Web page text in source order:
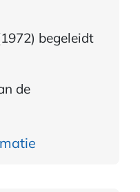
begeleidt
de